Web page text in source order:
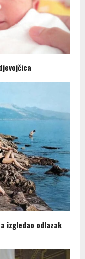
izgledao odlazak